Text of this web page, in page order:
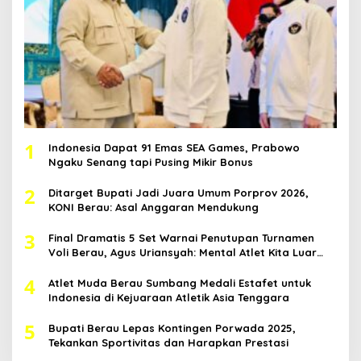
1
Indonesia Dapat 91 Emas SEA Games, Prabowo
Ngaku Senang tapi Pusing Mikir Bonus
2
Ditarget Bupati Jadi Juara Umum Porprov 2026,
KONI Berau: Asal Anggaran Mendukung
3
Final Dramatis 5 Set Warnai Penutupan Turnamen
Voli Berau, Agus Uriansyah: Mental Atlet Kita Luar
4
Atlet Muda Berau Sumbang Medali Estafet untuk
Indonesia di Kejuaraan Atletik Asia Tenggara
5
Bupati Berau Lepas Kontingen Porwada 2025,
Tekankan Sportivitas dan Harapkan Prestasi